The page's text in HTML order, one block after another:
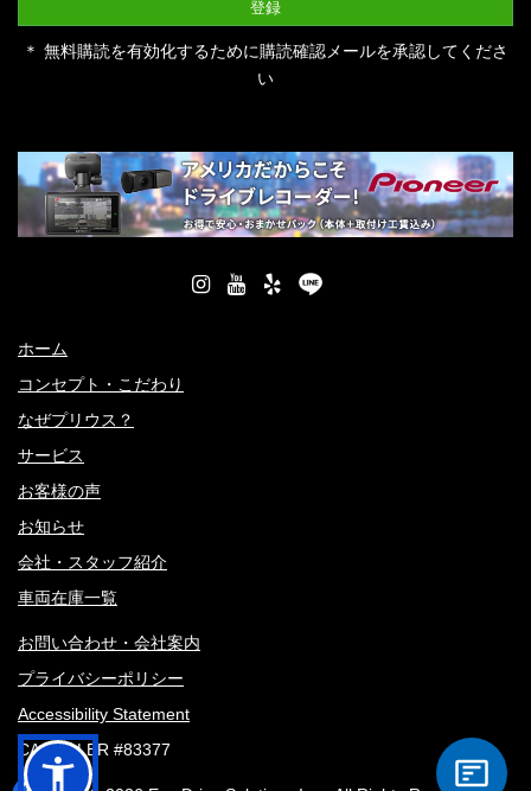
＊ 無料購読を有効化するために購読確認メールを承認してくださ
い
ホーム
コンセプト・こだわり
なぜプリウス？
サービス
お客様の声
お知らせ
会社・スタッフ紹介
車両在庫一覧
お問い合わせ・会社案内
プライバシーポリシー
Accessibility Statement
CA DEALER #83377